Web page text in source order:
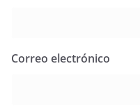
Correo electrónico